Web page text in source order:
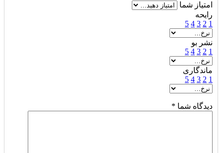
امتیاز شما
رایحه
1
2
3
4
5
نشر بو
1
2
3
4
5
ماندگاری
1
2
3
4
5
دیدگاه شما *